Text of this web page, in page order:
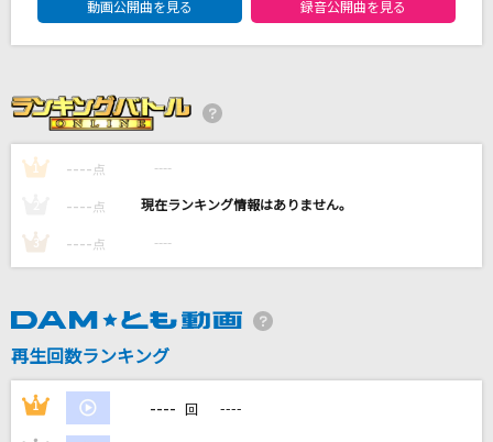
愛の花
あいみょん
僕は僕を好きになる
乃木坂46
AQUARIUS
松田聖子
メロメラ
[生音]You're the Only…
小野正利
動画公開曲を見る 録音公開曲を見る
1 ---- 点 ----
---- 点 ----
3 ---- 点 ----
再生回数ランキング
1 ---- 回 ----